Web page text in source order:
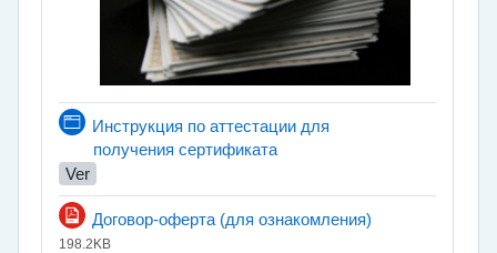
Инструкция по аттестации для
получения сертификата
Página
Ver
Договор-оферта (для ознакомления)
Archivo
198.2KB